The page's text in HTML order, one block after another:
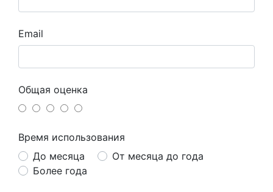
Email
Общая оценка
Время использования
До месяца
От месяца до года
Более года